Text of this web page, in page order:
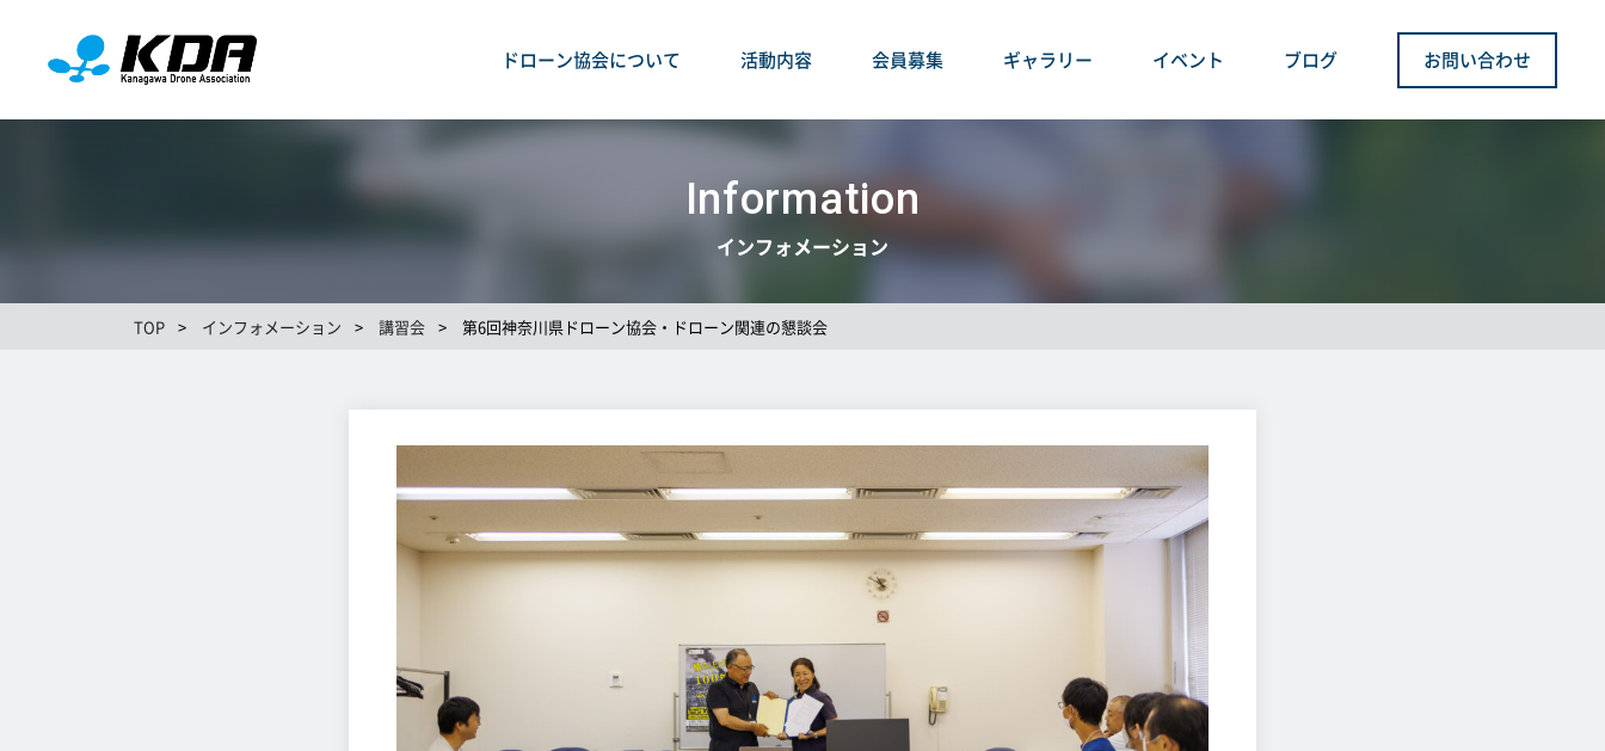
ドローン協会について 活動内容 会員募集 ギャラリー イベント ブログ お問い合わせ
Information
インフォメーション
TOP > インフォメーション > 講習会 > 第6回神奈川県ドローン協会・ドローン関連の懇談会